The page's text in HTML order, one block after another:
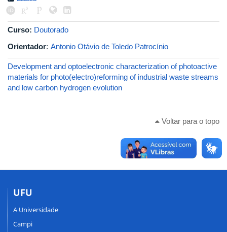
Curso: Doutorado
Orientador: Antonio Otávio de Toledo Patrocínio
Development and optoelectronic characterization of photoactive
materials for photo(electro)reforming of industrial waste streams
and low carbon hydrogen evolution
Voltar para o topo
UFU
A Universidade
Campi